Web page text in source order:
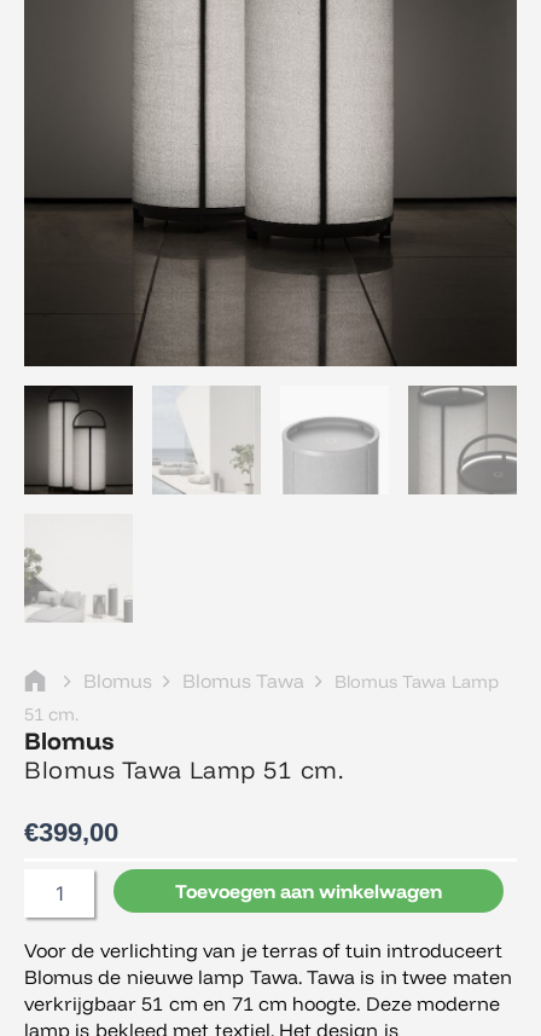
Blomus Blomus Tawa
Blomus Tawa Lamp
51 cm.
Blomus
Blomus Tawa Lamp 51 cm.
€399,00
Tawa
51
cm.
aantal
Toevoegen aan winkelwagen
Voor de verlichting van je terras of tuin introduceert
Blomus de nieuwe lamp Tawa. Tawa is in twee maten
verkrijgbaar 51 cm en 71 cm hoogte. Deze moderne
lamp is bekleed met textiel. Het design is